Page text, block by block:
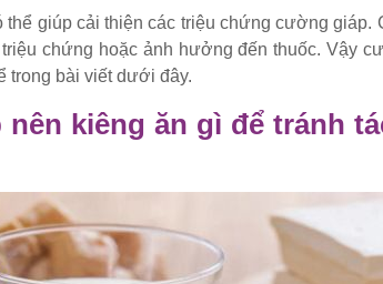
thể giúp cải thiện các triệu chứng cường giáp.
triệu chứng hoặc ảnh hưởng đến thuốc. Vậy
trong bài viết dưới đây.
nên kiêng ăn gì để tránh